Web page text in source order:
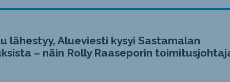
lähestyy, Alueviesti kysyi Sastamalan
– näin Rolly Raaseporin